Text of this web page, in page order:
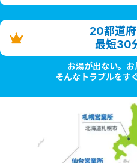
20都道府
最短30
お湯が出ない。お
そんなトラブルをす